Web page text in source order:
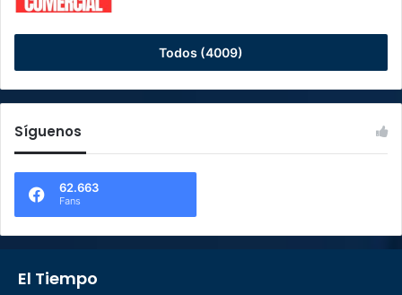
Todos (4009)
Síguenos
62.663
Fans
El Tiempo